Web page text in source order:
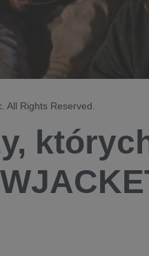
All Rights Reserved.